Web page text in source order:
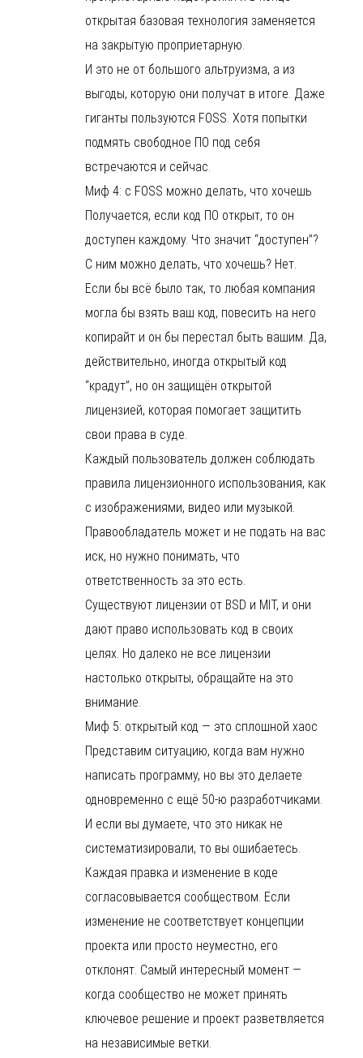
открытая базовая технология заменяется
на закрытую проприетарную.
И это не от большого альтруизма, а из
выгоды, которую они получат в итоге. Даже
гиганты пользуются FOSS. Хотя попытки
подмять свободное ПО под себя
встречаются и сейчас.
Миф 4: с FOSS можно делать, что хочешь
Получается, если код ПО открыт, то он
доступен каждому. Что значит “доступен”?
С ним можно делать, что хочешь? Нет.
Если бы всё было так, то любая компания
могла бы взять ваш код, повесить на него
копирайт и он бы перестал быть вашим. Да,
действительно, иногда открытый код
“крадут”, но он защищён открытой
лицензией, которая помогает защитить
свои права в суде.
Каждый пользователь должен соблюдать
правила лицензионного использования, как
с изображениями, видео или музыкой.
Правообладатель может и не подать на вас
иск, но нужно понимать, что
ответственность за это есть.
Существуют лицензии от BSD и MIT, и они
дают право использовать код в своих
целях. Но далеко не все лицензии
настолько открыты, обращайте на это
внимание.
Миф 5: открытый код — это сплошной хаос
Представим ситуацию, когда вам нужно
написать программу, но вы это делаете
одновременно с ещё 50-ю разработчиками.
И если вы думаете, что это никак не
систематизировали, то вы ошибаетесь.
Каждая правка и изменение в коде
согласовывается сообществом. Если
изменение не соответствует концепции
проекта или просто неуместно, его
отклонят. Самый интересный момент —
когда сообщество не может принять
ключевое решение и проект разветвляется
на независимые ветки.